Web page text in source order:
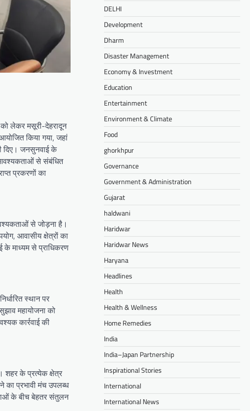
लेकर मसूरी-देहरादून
किया गया, जहां
दिए। जनसुनवाई के
आवश्यकताओं से संबंधित
प्रकरणों का
से जोड़ना है।
आवासीय क्षेत्रों का
के माध्यम से प्राधिकरण
स्थान पर
महायोजना को
कार्रवाई की
शहर के प्रत्येक क्षेत्र
का प्रभावी मंच उपलब्ध
के बीच बेहतर संतुलन
DELHI
Development
Dharm
Disaster Management
Economy & Investment
Education
Entertainment
Environment & Climate
Food
ghorkhpur
Governance
Government & Administration
Gujarat
haldwani
Haridwar
Haridwar News
Haryana
Headlines
Health
Health & Wellness
Home Remedies
India
India–Japan Partnership
Inspirational Stories
International
International News